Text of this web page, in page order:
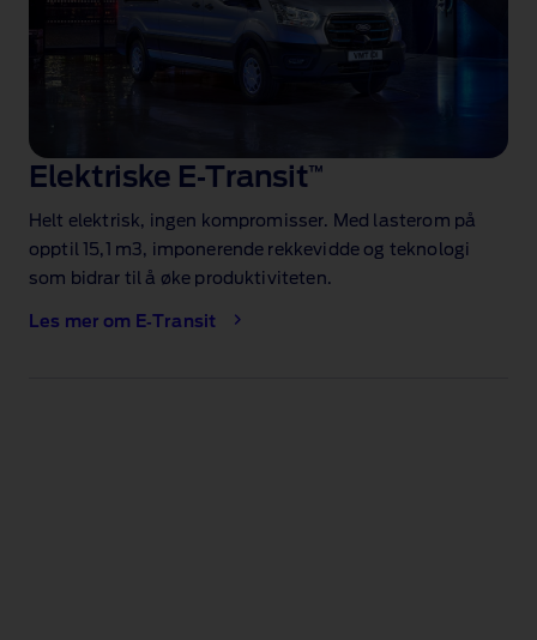
Elektriske E‑Transit™
Helt elektrisk, ingen kompromisser. Med lasterom på
opptil 15,1 m3, imponerende rekkevidde og teknologi
som bidrar til å øke produktiviteten.
Les mer om E‑Transit